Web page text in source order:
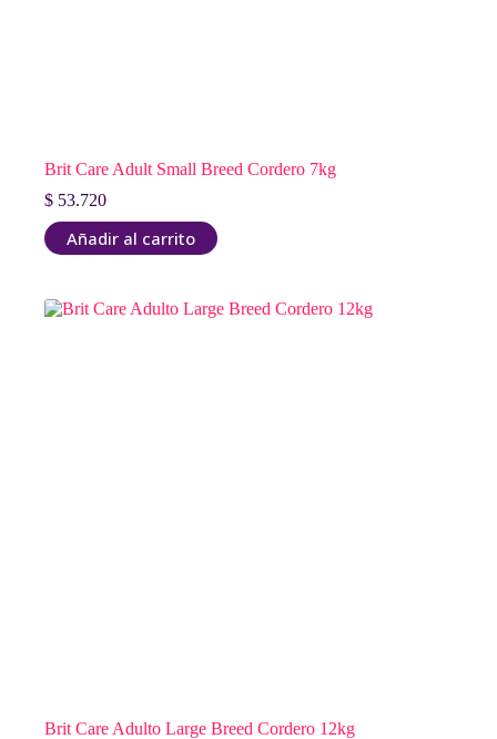
Brit Care Adult Small Breed Cordero 7kg
$ 53.720
Añadir al carrito
Brit Care Adulto Large Breed Cordero 12kg